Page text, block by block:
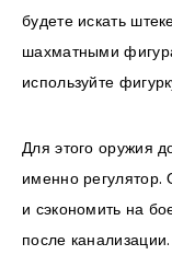
будете искать
шахматными
используйте
Для этого оружия
именно регулятор.
и сэкономить на
после